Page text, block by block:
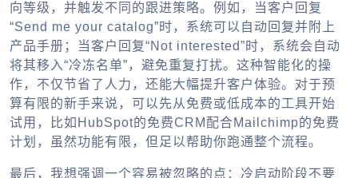
向等级，并触发不同的跟进策略。例如，当客户回复
“Send me your catalog”时，系统可以自动回复并附上
产品手册；当客户回复“Not interested”时，系统会自动
将其移入“冷冻名单”，避免重复打扰。这种智能化的操
作，不仅节省了人力，还能大幅提升客户体验。对于预
算有限的新手来说，可以先从免费或低成本的工具开始
试用，比如HubSpot的免费CRM配合Mailchimp的免费
计划，虽然功能有限，但足以帮助你跑通整个流程。
最后，我想强调一个容易被忽略的点：冷启动阶段不要